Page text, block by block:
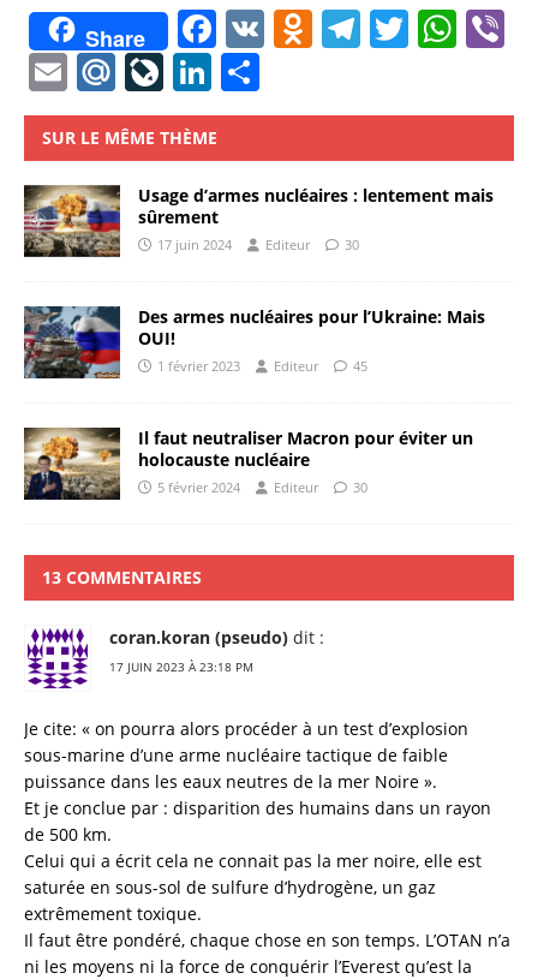
Share F
a
c
b
o
o
V O
n
kl
ss
ki
T
e
a
T
it
r
W
at
A
E
m
ai
l
M
ai
l.
R
u
Li
v
eJ
o
u
r
n
al
Li
n
k
e
dI
n
a
rt
a
er
SUR LE MÊME THÈME
Usage d’armes nucléaires : lentement mais
sûrement
17 juin 2024 Editeur 30
Des armes nucléaires pour l’Ukraine: Mais
OUI!
1 février 2023 Editeur 45
Il faut neutraliser Macron pour éviter un
holocauste nucléaire
5 février 2024 Editeur 30
13 COMMENTAIRES
coran.koran (pseudo) dit :
17 JUIN 2023 À 23:18 PM
Je cite: « on pourra alors procéder à un test d’explosion
sous-marine d’une arme nucléaire tactique de faible
puissance dans les eaux neutres de la mer Noire ».
Et je conclue par : disparition des humains dans un rayon
de 500 km.
Celui qui a écrit cela ne connait pas la mer noire, elle est
saturée en sous-sol de sulfure d’hydrogène, un gaz
extrêmement toxique.
Il faut être pondéré, chaque chose en son temps. L’OTAN n’a
ni les moyens ni la force de conquérir l’Everest qu’est la